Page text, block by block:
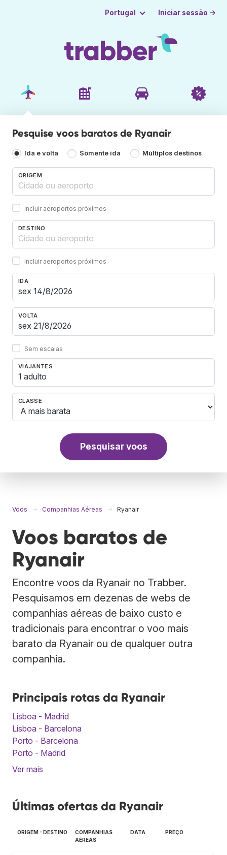
Portugal Iniciar sessão →
Pesquise voos baratos de Ryanair
Ida e volta Somente ida Múltiplos destinos
ORIGEM
Incluir aeroportos próximos
DESTINO
Incluir aeroportos próximos
IDA
VOLTA
Sem escalas
VIAJANTES
1 adulto
CLASSE
Pesquisar voos
Voos Companhias Aéreas Ryanair
Voos baratos de
Ryanair
Encontre voos da Ryanair no Trabber.
Pesquisamos em dezenas de webs de
companhias aéreas de baixo custo e
tradicionais para encontrar o voo mais
barato da Ryanair ou de qualquer outra
companhia.
Principais rotas da Ryanair
Lisboa - Madrid
Lisboa - Barcelona
Porto - Barcelona
Porto - Madrid
Ver mais
Últimas ofertas da Ryanair
ORIGEM - DESTINO
COMPANHIAS
AÉREAS
DATA PREÇO